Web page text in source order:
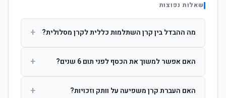
שאלות נפוצות
מה ההבדל בין קרן השתלמות כללית לקרן מסלולית? +
ההשקעות. קרן מסלולית עוקבת אחרי מדד ספציפי ומאפשרת
האם אפשר למשוך את הכסף לפני תום 6 שנים? +
הרווחים. לאחר 6 שנים ניתן למשוך פטור ממס עד לתקרה
האם העברת קרן משפיעה על וותק וזכויות? +